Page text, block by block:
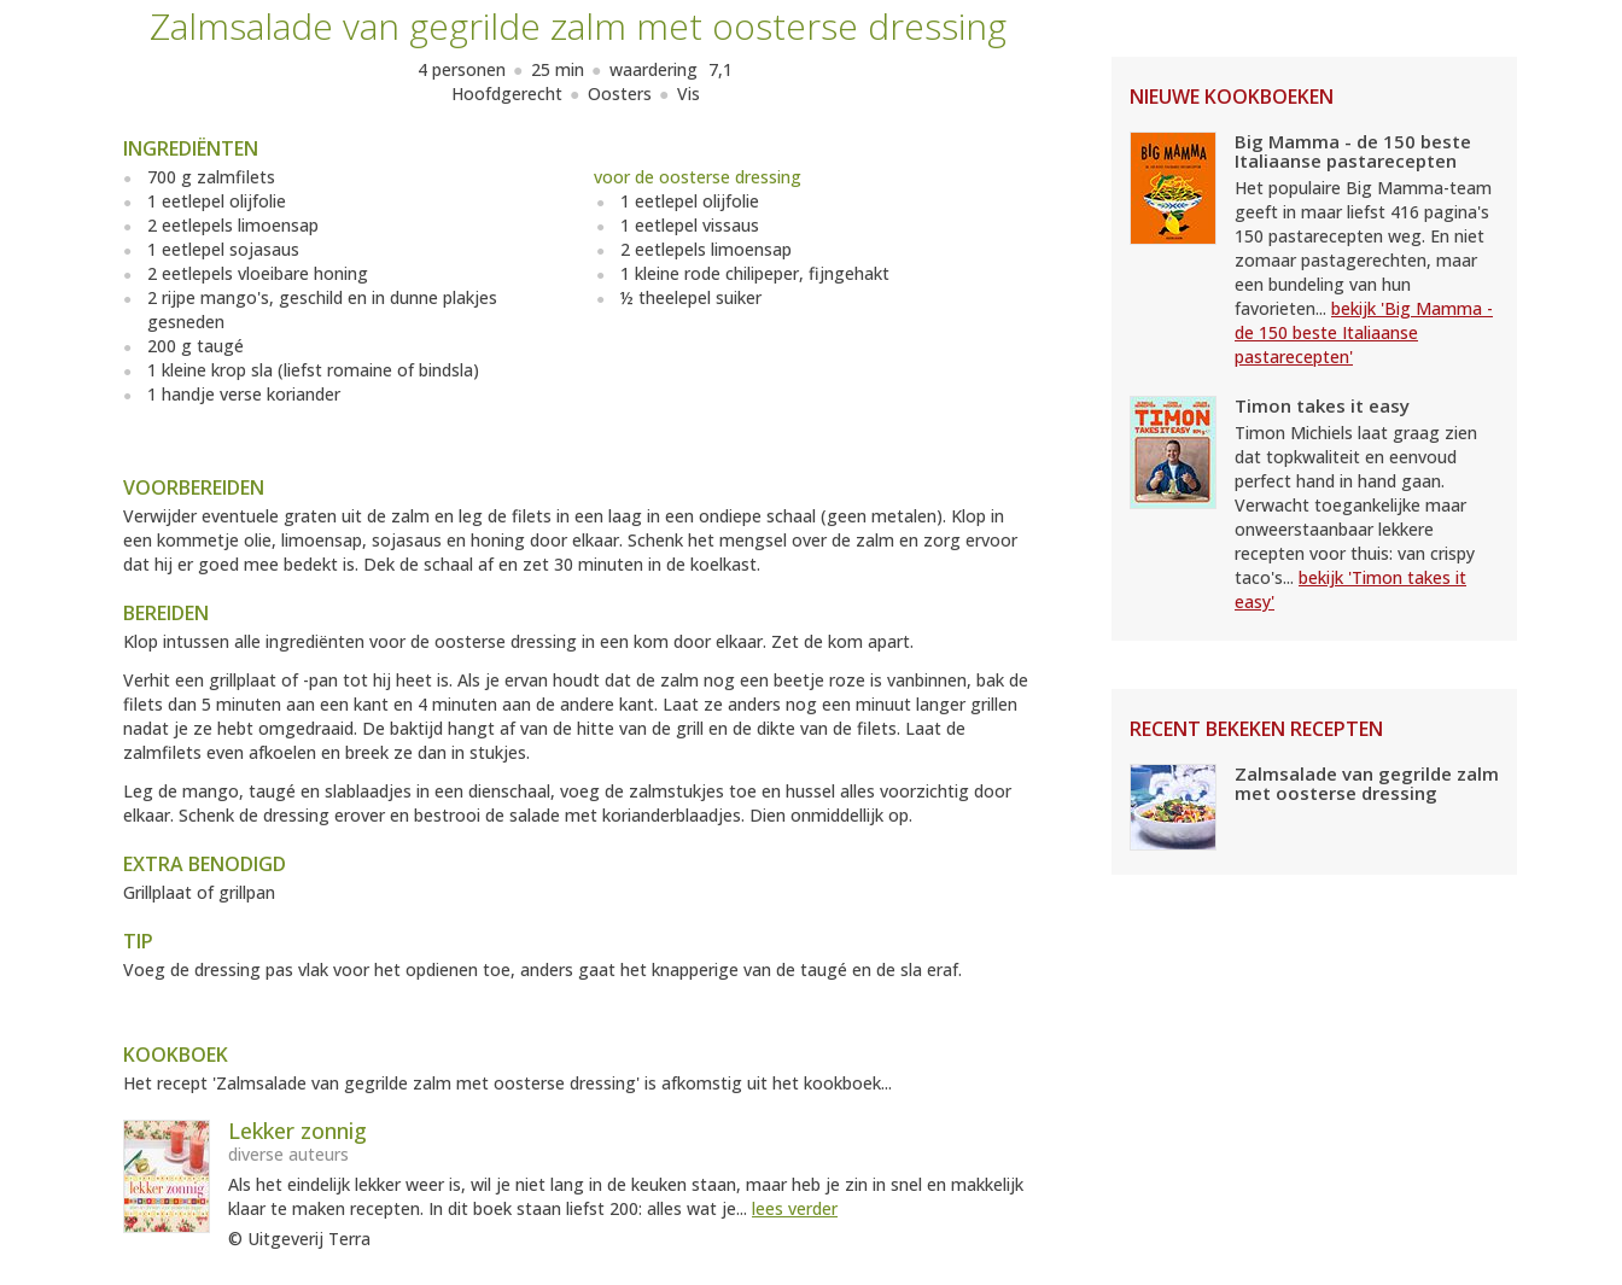
Zalmsalade van gegrilde zalm met oosterse dressing
4 personen 25 min waardering 7,1
Hoofdgerecht
Oosters Vis
INGREDIËNTEN
700 g zalmfilets
1 eetlepel olijfolie
2 eetlepels limoensap
1 eetlepel sojasaus
2 eetlepels vloeibare honing
2 rijpe mango's, geschild en in dunne plakjes
gesneden
200 g taugé
1 kleine krop sla (liefst romaine of bindsla)
1 handje verse koriander
voor de oosterse dressing
1 eetlepel olijfolie
1 eetlepel vissaus
2 eetlepels limoensap
1 kleine rode chilipeper, fijngehakt
½ theelepel suiker
VOORBEREIDEN
Verwijder eventuele graten uit de zalm en leg de filets in een laag in een ondiepe schaal (geen metalen). Klop in
een kommetje olie, limoensap, sojasaus en honing door elkaar. Schenk het mengsel over de zalm en zorg ervoor
dat hij er goed mee bedekt is. Dek de schaal af en zet 30 minuten in de koelkast.
BEREIDEN
Klop intussen alle ingrediënten voor de oosterse dressing in een kom door elkaar. Zet de kom apart.
Verhit een grillplaat of -pan tot hij heet is. Als je ervan houdt dat de zalm nog een beetje roze is vanbinnen, bak de
filets dan 5 minuten aan een kant en 4 minuten aan de andere kant. Laat ze anders nog een minuut langer grillen
nadat je ze hebt omgedraaid. De baktijd hangt af van de hitte van de grill en de dikte van de filets. Laat de
zalmfilets even afkoelen en breek ze dan in stukjes.
Leg de mango, taugé en slablaadjes in een dienschaal, voeg de zalmstukjes toe en hussel alles voorzichtig door
elkaar. Schenk de dressing erover en bestrooi de salade met korianderblaadjes. Dien onmiddellijk op.
EXTRA BENODIGD
Grillplaat of grillpan
TIP
Voeg de dressing pas vlak voor het opdienen toe, anders gaat het knapperige van de taugé en de sla eraf.
KOOKBOEK
Het recept 'Zalmsalade van gegrilde zalm met oosterse dressing' is afkomstig uit het kookboek...
Lekker zonnig
diverse auteurs
Als het eindelijk lekker weer is, wil je niet lang in de keuken staan, maar heb je zin in snel en makkelijk
klaar te maken recepten. In dit boek staan liefst 200: alles wat je... lees verder
© Uitgeverij Terra
NIEUWE KOOKBOEKEN
Big Mamma - de 150 beste
Italiaanse pastarecepten
Het populaire Big Mamma-team
geeft in maar liefst 416 pagina's
150 pastarecepten weg. En niet
zomaar pastagerechten, maar
een bundeling van hun
favorieten... bekijk 'Big Mamma -
de 150 beste Italiaanse
pastarecepten'
Timon takes it easy
Timon Michiels laat graag zien
dat topkwaliteit en eenvoud
perfect hand in hand gaan.
Verwacht toegankelijke maar
onweerstaanbaar lekkere
recepten voor thuis: van crispy
taco's... bekijk 'Timon takes it
easy'
RECENT BEKEKEN RECEPTEN
Zalmsalade van gegrilde zalm
met oosterse dressing